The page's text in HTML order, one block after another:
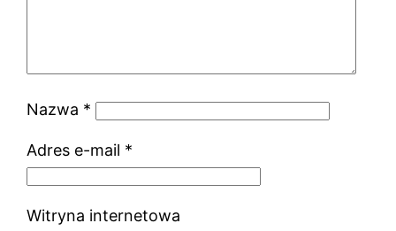
Nazwa *
Adres e-mail *
Witryna internetowa